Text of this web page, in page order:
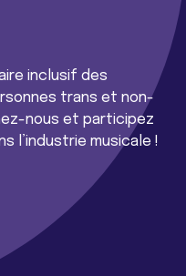
inclusif des
trans et non-
nous et participez
l’industrie musicale !